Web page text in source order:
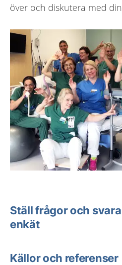
över och diskutera med
Ställ frågor och
enkät
Källor och referenser